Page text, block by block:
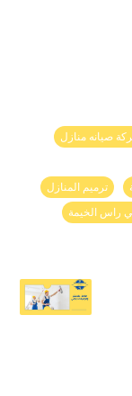
صيانه منازل
ترميم المنازل
راس الخيمة